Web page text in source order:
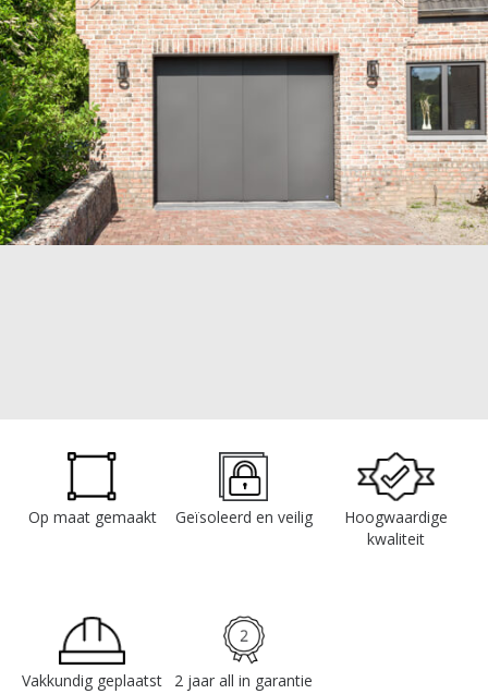
Op maat gemaakt Geïsoleerd en veilig
Hoogwaardige
kwaliteit
Vakkundig geplaatst 2 jaar all in garantie